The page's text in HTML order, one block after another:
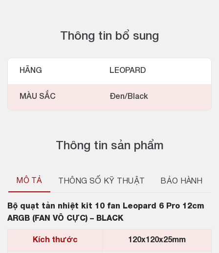
Thông tin sản phẩm
MÔ TẢ THÔNG SỐ KỸ THUẬT BẢO HÀNH
Bộ quạt tản nhiệt kit 10 fan Leopard 6 Pro 12cm
ARGB (FAN VÔ CỰC) – BLACK
Kích thước 120x120x25mm
Thông tin bổ sung
HÃNG LEOPARD
MÀU SẮC Đen/Black